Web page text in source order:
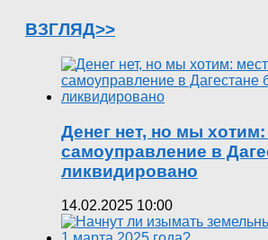
ВЗГЛЯД>>
Денег нет, но мы
самоуправление в
ликвидировано
14.02.2025 10:00